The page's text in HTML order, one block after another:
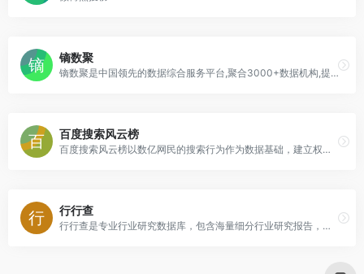
镝数聚
镝数聚是中国领先的数据综合服务平台,聚合3000+数据机构,提供7大服务类型,汇集海量权威数据,为数据服务的供需双方精准匹配需求,深度对接资源,释放数据价值.
百度搜索风云榜
百度搜索风云榜以数亿网民的搜索行为作为数据基础，建立权威的关键词排行榜与分类热点门户。
行行查
行行查是专业行业研究数据库，包含海量细分行业研究报告，研究信息覆盖大消费、节能环保、传媒娱乐、信息科技、地产金融、生命健康、先进制造、传统行业等领域。